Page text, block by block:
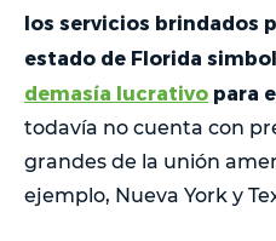
los servicios brindados
estado de Florida
demasía lucrativo para
todavía no cuenta con
grandes de la unión
ejemplo, Nueva York y